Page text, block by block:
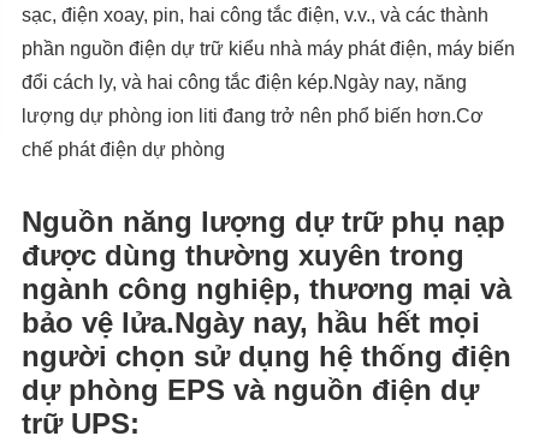
sạc, điện xoay, pin, hai công tắc điện, v.v., và các thành
phần nguồn điện dự trữ kiểu nhà máy phát điện, máy biến
đổi cách ly, và hai công tắc điện kép.Ngày nay, năng
lượng dự phòng ion liti đang trở nên phổ biến hơn.Cơ
chế phát điện dự phòng
Nguồn năng lượng dự trữ phụ nạp
được dùng thường xuyên trong
ngành công nghiệp, thương mại và
bảo vệ lửa.Ngày nay, hầu hết mọi
người chọn sử dụng hệ thống điện
dự phòng EPS và nguồn điện dự
trữ UPS: